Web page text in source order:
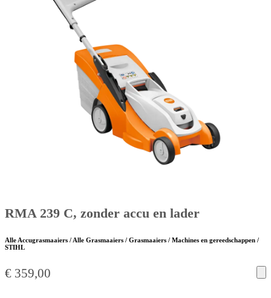
RMA 239 C, zonder accu en lader
Alle Accugrasmaaiers / Alle Grasmaaiers / Grasmaaiers / Machines en gereedschappen /
STIHL
€ 359,00